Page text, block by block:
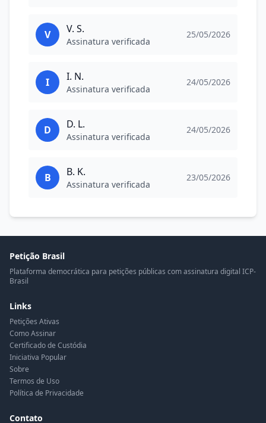
V V. S.
Assinatura verificada
25/05/2026
I I. N.
Assinatura verificada
24/05/2026
D D. L.
Assinatura verificada
24/05/2026
B B. K.
Assinatura verificada
23/05/2026
Petição Brasil
Plataforma democrática para petições públicas com assinatura digital ICP-
Brasil
Links
Petições Ativas
Como Assinar
Certificado de Custódia
Iniciativa Popular
Sobre
Termos de Uso
Política de Privacidade
Contato